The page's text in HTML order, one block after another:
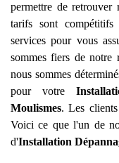
permettre de retrouver
tarifs sont
services pour vous
sommes fiers de
nous sommes
pour votre
Moulismes. Les
Voici ce que l'un de
d'Installation